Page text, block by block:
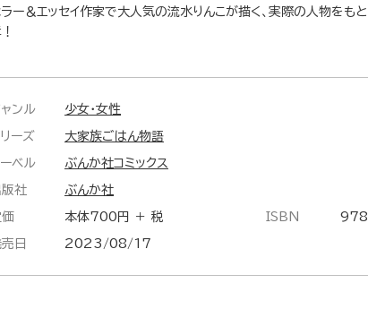
ー＆エッセイ作家で大人気の流水りんこが描く、実際の人物をも
ンル 少女・女性
ーズ 大家族ごはん物語
ベル ぶんか社コミックス
社 ぶんか社
本体700円 ＋ 税
日 2023/08/17
ISBN